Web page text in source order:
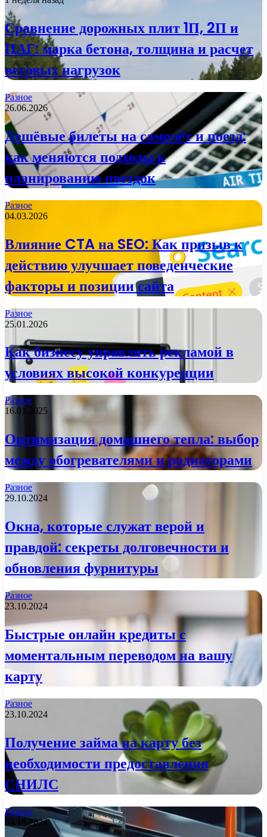
Сравнение дорожных плит 1П, 2П и
ПАГ: марка бетона, толщина и расчет
весовых нагрузок
Разное
26.06.2026
Дешёвые билеты на самолёт и поезд:
как меняются подходы к
планированию поездок
Разное
04.03.2026
Влияние CTA на SEO: Как призыв к
действию улучшает поведенческие
факторы и позиции сайта
Разное
25.01.2026
Как бизнесу управлять рекламой в
условиях высокой конкуренции
Разное
16.01.2025
Оптимизация домашнего тепла: выбор
между обогревателями и радиаторами
Разное
29.10.2024
Окна, которые служат верой и
правдой: секреты долговечности и
обновления фурнитуры
Разное
23.10.2024
Быстрые онлайн кредиты с
моментальным переводом на вашу
карту
Разное
23.10.2024
Получение займа на карту без
необходимости предоставления
СНИЛС
Разное
04.10.2024